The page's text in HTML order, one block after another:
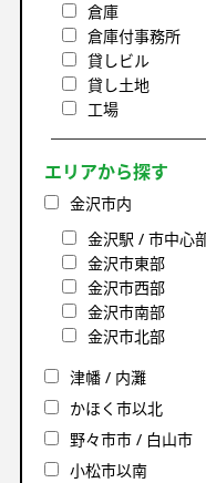
倉庫
倉庫付事務所
貸しビル
貸し土地
工場
エリアから探す
金沢市内
金沢駅 / 市中心
金沢市東部
金沢市西部
金沢市南部
金沢市北部
津幡 / 内灘
かほく市以北
野々市市 / 白山市
小松市以南